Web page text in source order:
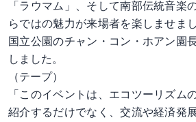
「ラウマム」、そして南部伝統音楽
らではの魅力が来場者を楽しませま
国立公園のチャン・コン・ホアン園
しました。
（テープ）
「このイベントは、エコツーリズム
紹介するだけでなく、交流や経済発